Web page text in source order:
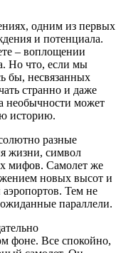
одним из первых
и потенциала.
– воплощении
Но что, если мы
бы, несвязанных
странно и даже
необычности может
историю.
разные
жизни, символ
мифов. Самолет же
новых высот и
Тем не
параллели.
фоне. Все спокойно,